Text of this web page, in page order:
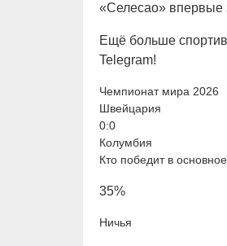
«Селесао» впервые
Ещё больше
Telegram!
Чемпионат мира
Швейцария
0:0
Колумбия
Кто победит в
35%
Ничья